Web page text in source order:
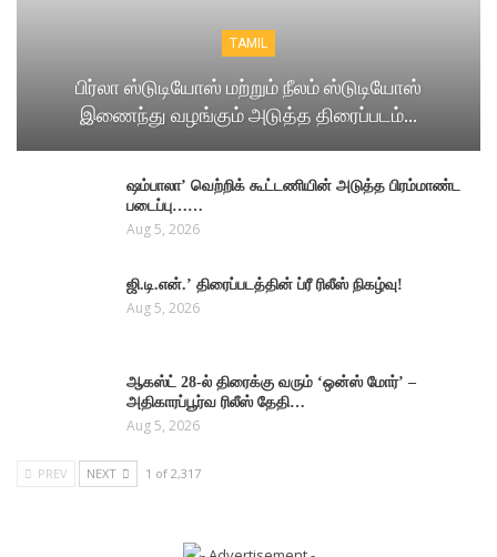
TAMIL
பிர்லா ஸ்டுடியோஸ் மற்றும் நீலம் ஸ்டுடியோஸ்
இணைந்து வழங்கும் அடுத்த திரைப்படம்…
ஷம்பாலா’ வெற்றிக் கூட்டணியின் அடுத்த பிரம்மாண்ட
படைப்பு……
Aug 5, 2026
ஜி.டி.என்.’ திரைப்படத்தின் ப்ரீ ரிலீஸ் நிகழ்வு!
Aug 5, 2026
ஆகஸ்ட் 28-ல் திரைக்கு வரும் ‘ஒன்ஸ் மோர்’ –
அதிகாரப்பூர்வ ரிலீஸ் தேதி…
Aug 5, 2026
PREV NEXT 1 of 2,317